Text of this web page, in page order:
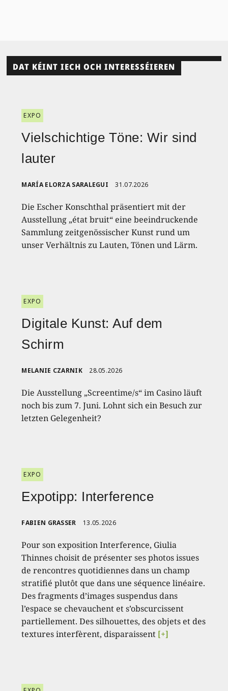
DAT KÉINT IECH OCH INTERESSÉIEREN
EXPO
Vielschichtige Töne: Wir sind
lauter
MARÍA ELORZA SARALEGUI 31.07.2026
Die Escher Konschthal präsentiert mit der
Ausstellung „état bruit“ eine beeindruckende
Sammlung zeitgenössischer Kunst rund um
unser Verhältnis zu Lauten, Tönen und Lärm.
EXPO
Digitale Kunst: Auf dem
Schirm
MELANIE CZARNIK 28.05.2026
Die Ausstellung „Screentime/s“ im Casino läuft
noch bis zum 7. Juni. Lohnt sich ein Besuch zur
letzten Gelegenheit?
EXPO
Expotipp: Interference
FABIEN GRASSER 13.05.2026
Pour son exposition Interference, Giulia
Thinnes choisit de présenter ses photos issues
de rencontres quotidiennes dans un champ
stratifié plutôt que dans une séquence linéaire.
Des fragments d’images suspendus dans
l’espace se chevauchent et s’obscurcissent
partiellement. Des silhouettes, des objets et des
textures interfèrent, disparaissent [+]